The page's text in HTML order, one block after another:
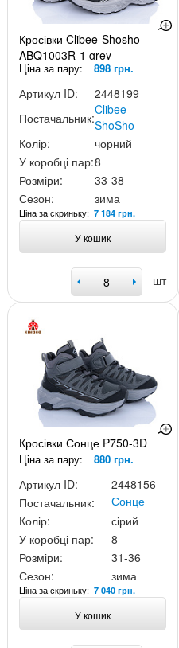
Кросівки Clibee-Shosho
ABQ1003R-1 grey
Ціна за пару: 898 грн.
Артикул ID:
2448199
Постачальник:
Clibee-
ShoSho
Колір:
чорний
У коробці пар:8
Розміри:
33-38
Сезон:
зима
Ціна за скриньку: 7 184 грн.
У кошик
шт
Кросівки Сонце P750-3D
Ціна за пару: 880 грн.
Артикул ID:
2448156
Постачальник:
Сонце
Колір:
сірий
У коробці пар:
8
Розміри:
31-36
Сезон:
зима
Ціна за скриньку: 7 040 грн.
У кошик